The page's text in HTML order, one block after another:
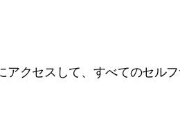
クセスして、すべてのセル